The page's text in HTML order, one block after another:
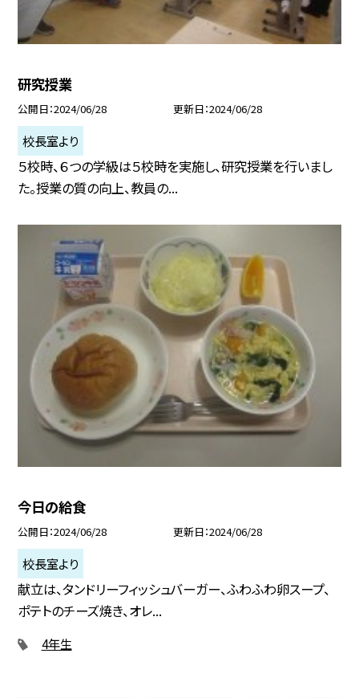
研究授業
公開日 2024/06/28 更新日 2024/06/28
校長室より
５校時、６つの学級は５校時を実施し、研究授業を行いまし
た。授業の質の向上、教員の...
今日の給食
公開日 2024/06/28 更新日 2024/06/28
校長室より
献立は、タンドリーフィッシュバーガー、ふわふわ卵スープ、
ポテトのチーズ焼き、オレ...
4年生